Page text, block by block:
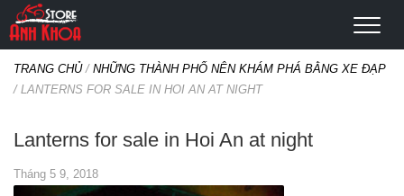
TRANG CHỦ/ NHỮNG THÀNH PHỐ NÊN KHÁM PHÁ BẰNG XE ĐẠP
/ LANTERNS FOR SALE IN HOI AN AT NIGHT
Lanterns for sale in Hoi An at night
Tháng 5 9, 2018